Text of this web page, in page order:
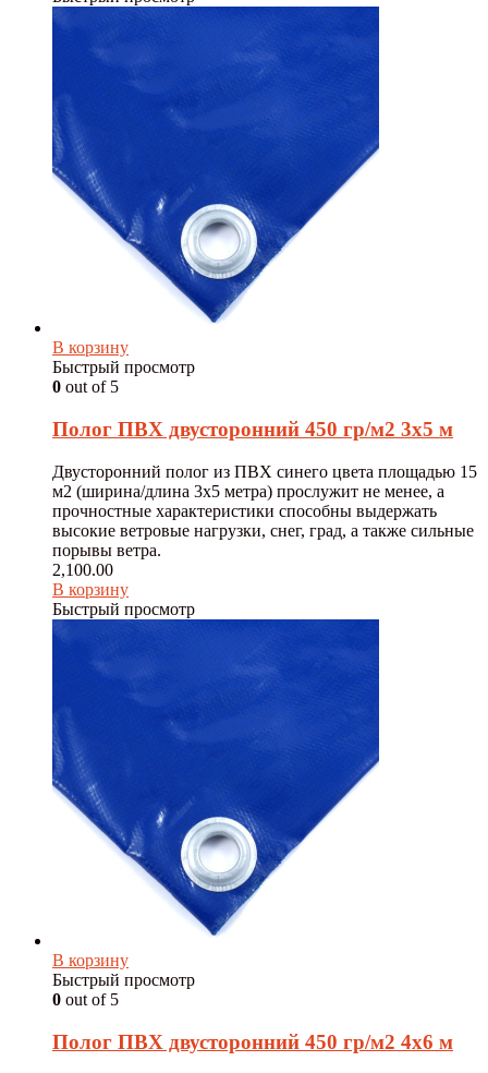
В корзину
Быстрый просмотр
0 out of 5
Полог ПВХ двусторонний 450 гр/м2 3х5 м
Двусторонний полог из ПВХ синего цвета площадью 15
м2 (ширина/длина 3х5 метра) прослужит не менее, а
прочностные характеристики способны выдержать
высокие ветровые нагрузки, снег, град, а также сильные
порывы ветра.
2,100.00
В корзину
Быстрый просмотр
В корзину
Быстрый просмотр
0 out of 5
Полог ПВХ двусторонний 450 гр/м2 4х6 м